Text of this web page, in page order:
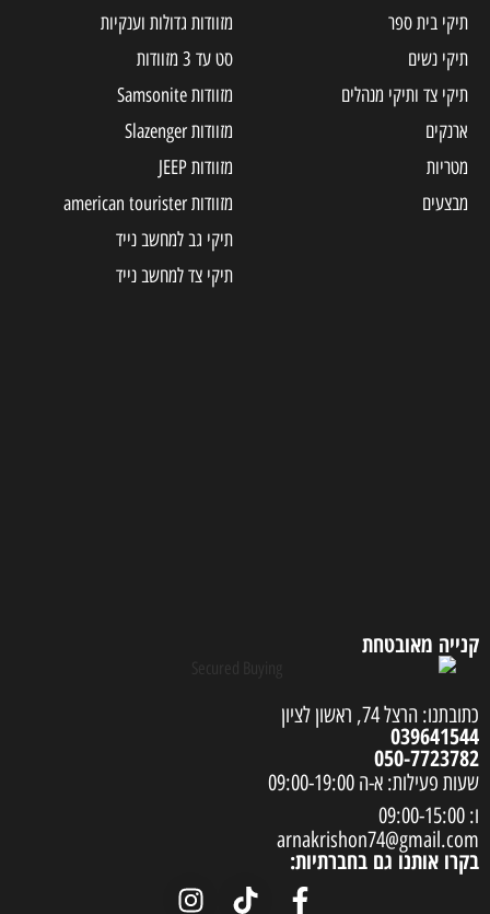
תיקי בית ספר
תיקי נשים
תיקי צד ותיקי מנהלים
ארנקים
מטריות
מבצעים
מזוודות גדולות וענקיות
סט עד 3 מזוודות
מזוודות Samsonite
מזוודות Slazenger
מזוודות JEEP
מזוודות american tourister
תיקי גב למחשב נייד
תיקי צד למחשב נייד
קנייה מאובטחת
כתובתנו: הרצל 74, ראשון לציון
039641544
050-7723782
שעות פעילות: א-ה 09:00-19:00
ו: 09:00-15:00
arnakrishon74@gmail.com
בקרו אותנו גם בחברתיות: